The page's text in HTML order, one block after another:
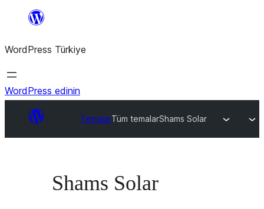
İçeriğe
WordPress Türkiye
WordPress edinin
TemalarTüm temalarShams Solar
Shams Solar